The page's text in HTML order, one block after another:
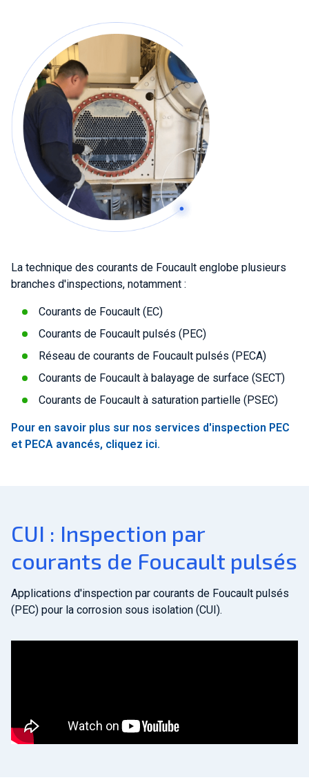
La technique des courants de Foucault englobe plusieurs
branches d'inspections, notamment :
Courants de Foucault (EC)
Courants de Foucault pulsés (PEC)
Réseau de courants de Foucault pulsés (PECA)
Courants de Foucault à balayage de surface (SECT)
Courants de Foucault à saturation partielle (PSEC)
Pour en savoir plus sur nos services d'inspection PEC
et PECA avancés, cliquez ici.
CUI : Inspection par
courants de Foucault pulsés
Applications d'inspection par courants de Foucault pulsés
(PEC) pour la corrosion sous isolation (CUI).